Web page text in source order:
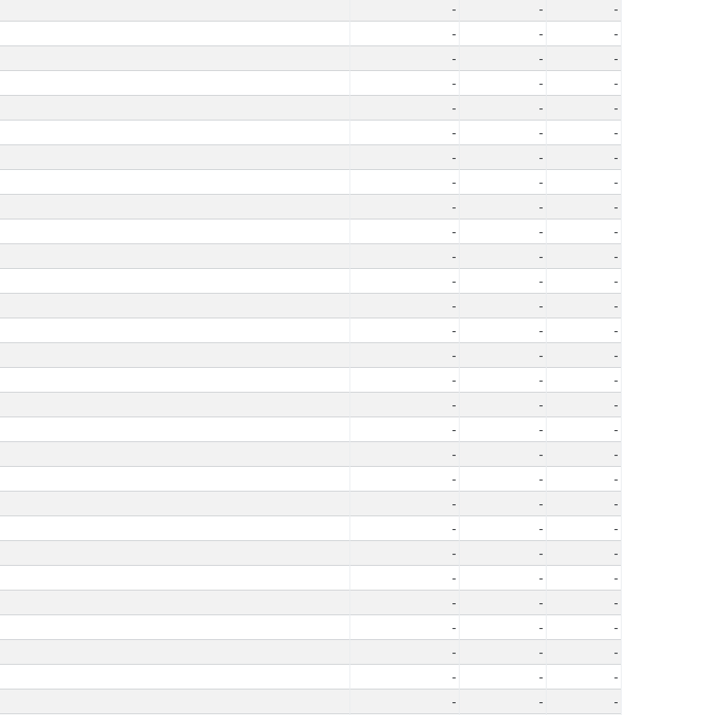
- -
-
- -
-
- -
-
- -
-
- -
-
- -
-
- -
-
- -
-
- -
-
- -
-
- -
-
- -
-
- -
-
- -
-
- -
-
- -
-
- -
-
- -
-
- -
-
- -
-
- -
-
- -
-
- -
-
- -
-
- -
-
- -
-
- -
-
- -
-
- -
-